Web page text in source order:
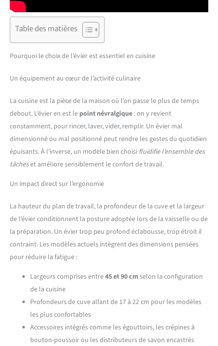
Table des matières
Pourquoi le choix de l’évier est essentiel en cuisine
Un équipement au cœur de l’activité culinaire
La cuisine est la pièce de la maison où l’on passe le plus de temps
debout. L’évier en est le point névralgique : on y revient
constamment, pour rincer, laver, vider, remplir. Un évier mal
dimensionné ou mal positionné peut rendre les gestes du quotidien
épuisants. À l’inverse, un modèle bien choisi fluidifie l’ensemble des
tâcheset améliore sensiblement le confort de travail.
Un impact direct sur l’ergonomie
La hauteur du plan de travail, la profondeur de la cuve et la largeur
de l’évier conditionnent la posture adoptée lors de la vaisselle ou de
la préparation. Un évier trop peu profond éclabousse, trop étroit il
contraint. Les modèles actuels intègrent des dimensions pensées
pour réduire la fatigue :
Largeurs comprises entre45 et 90 cm selon la configuration
de la cuisine
Profondeurs de cuve allant de 17 à 22 cm pour les modèles
les plus confortables
Accessoires intégrés comme les égouttoirs, les crépines à
bouton-poussoir ou les distributeurs de savon encastrés